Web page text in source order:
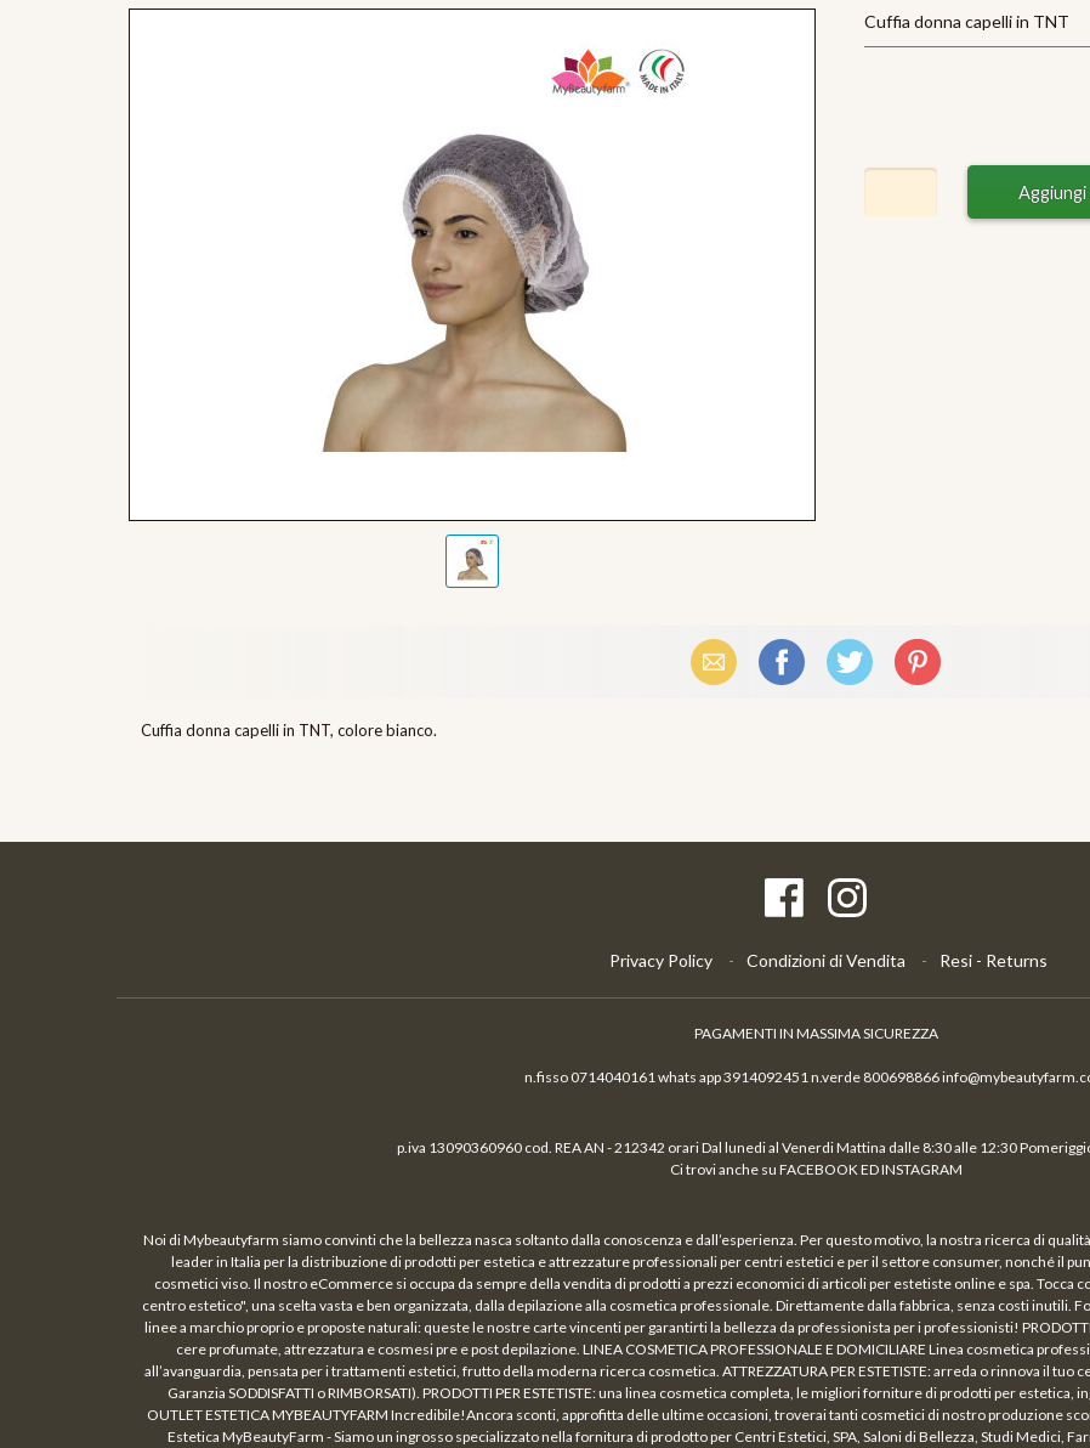
Cuffia donna capelli in TNT
Email FacebookX (Twitter)Pinterest
Cuffia donna capelli in TNT, colore bianco.
Privacy Policy Condizioni di Vendita Resi - Returns
PAGAMENTI IN MASSIMA SICUREZZA
n.fisso 0714040161 whats app 3914092451 n.verde 800698866
p.iva 13090360960 cod. REA AN - 212342 orari Dal lunedi al Venerdi Mattina dalle 8:30 alle 12:30
Ci trovi anche su FACEBOOK ED INSTAGRAM
Noi di Mybeautyfarm siamo convinti che la bellezza nasca soltanto dalla conoscenza e dall’esperienza. Per questo motivo, la nostra ricerca di
leader in Italia per la distribuzione di prodotti per estetica e attrezzature professionali per centri estetici e per il settore consumer, nonché il
cosmetici viso. Il nostro eCommerce si occupa da sempre della vendita di prodotti a prezzi economici di articoli per estetiste online e spa. Tocca
centro estetico", una scelta vasta e ben organizzata, dalla depilazione alla cosmetica professionale. Direttamente dalla fabbrica, senza costi inutili.
linee a marchio proprio e proposte naturali: queste le nostre carte vincenti per garantirti la bellezza da professionista per i professionisti!
cere profumate, attrezzatura e cosmesi pre e post depilazione. LINEA COSMETICA PROFESSIONALE E DOMICILIARE Linea cosmetica
all’avanguardia, pensata per i trattamenti estetici, frutto della moderna ricerca cosmetica. ATTREZZATURA PER ESTETISTE: arreda o rinnova il
Garanzia SODDISFATTI o RIMBORSATI). PRODOTTI PER ESTETISTE: una linea cosmetica completa, le migliori forniture di prodotti per
OUTLET ESTETICA MYBEAUTYFARM Incredibile!Ancora sconti, approfitta delle ultime occasioni, troverai tanti cosmetici di nostro produzione
Estetica MyBeautyFarm - Siamo un ingrosso specializzato nella fornitura di prodotto per Centri Estetici, SPA, Saloni di Bellezza, Studi Medici,